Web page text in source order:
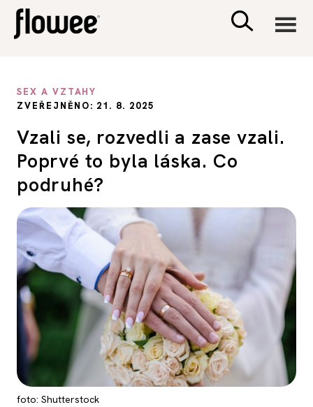
PSYCHOLOGIE
SEX A VZTAHY
PORADNA
SEX A VZTAHY
ZVEŘEJNĚNO: 21. 8. 2025
Vzali se, rozvedli a zase vzali.
Poprvé to byla láska. Co
podruhé?
foto: Shutterstock